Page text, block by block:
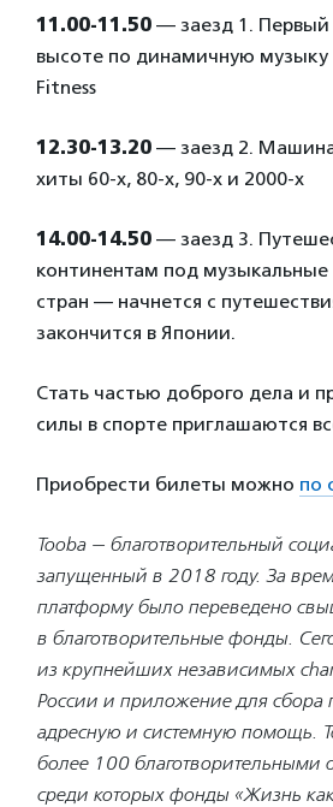
11.00-11.50 — заезд 1. Первый
высоте по динамичную музыку
Fitness
12.30-13.20 — заезд 2.
хиты 60-х, 80-х, 90-х и 2000-х
14.00-14.50 — заезд 3.
континентам под
стран — начнется с
закончится в Японии.
Стать частью доброго дела и
силы в спорте приглашаются
Приобрести билеты можно по
Tooba — благотворительный
запущенный в 2018 году. За
платформу было переведено
в благотворительные фонды.
из крупнейших независимых
России и приложение для сбора
адресную и системную помощь.
более 100 благотворительными
среди которых фонды «Жизнь